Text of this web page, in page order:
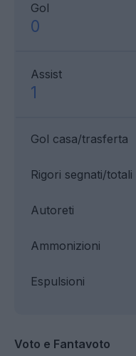
Gol
0
Assist
1
Gol casa/trasferta
Ammonizioni
Rigori segnati/totali
Espulsioni
Autoreti
Voto e Fantavoto